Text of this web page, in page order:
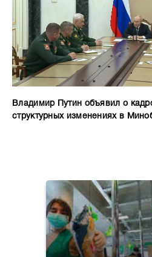
Владимир Путин объявил о
структурных изменениях в